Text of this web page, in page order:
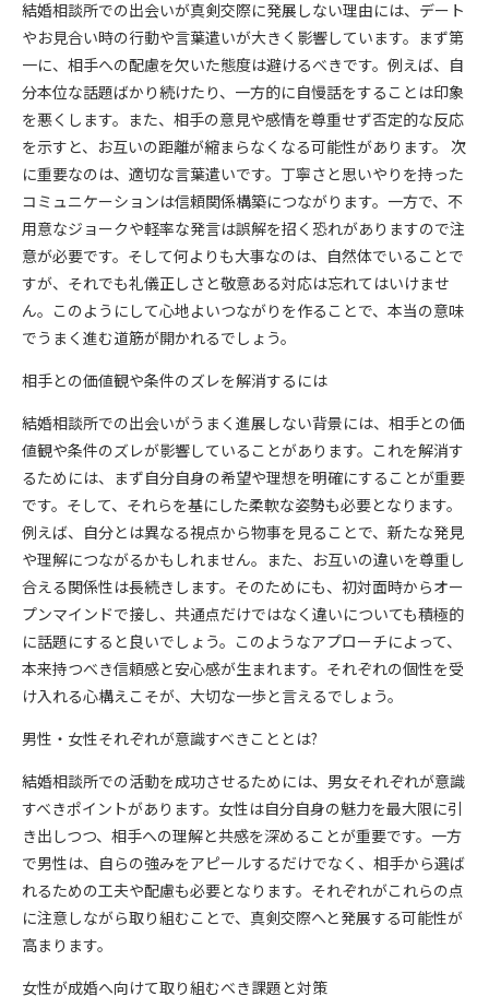
結婚相談所での出会いが真剣交際に発展しない理由には、デート
やお見合い時の行動や言葉遣いが大きく影響しています。まず第
一に、相手への配慮を欠いた態度は避けるべきです。例えば、自
分本位な話題ばかり続けたり、一方的に自慢話をすることは印象
を悪くします。また、相手の意見や感情を尊重せず否定的な反応
を示すと、お互いの距離が縮まらなくなる可能性があります。 次
に重要なのは、適切な言葉遣いです。丁寧さと思いやりを持った
コミュニケーションは信頼関係構築につながります。一方で、不
用意なジョークや軽率な発言は誤解を招く恐れがありますので注
意が必要です。そして何よりも大事なのは、自然体でいることで
すが、それでも礼儀正しさと敬意ある対応は忘れてはいけませ
ん。このようにして心地よいつながりを作ることで、本当の意味
でうまく進む道筋が開かれるでしょう。
相手との価値観や条件のズレを解消するには
結婚相談所での出会いがうまく進展しない背景には、相手との価
値観や条件のズレが影響していることがあります。これを解消す
るためには、まず自分自身の希望や理想を明確にすることが重要
です。そして、それらを基にした柔軟な姿勢も必要となります。
例えば、自分とは異なる視点から物事を見ることで、新たな発見
や理解につながるかもしれません。また、お互いの違いを尊重し
合える関係性は長続きします。そのためにも、初対面時からオー
プンマインドで接し、共通点だけではなく違いについても積極的
に話題にすると良いでしょう。このようなアプローチによって、
本来持つべき信頼感と安心感が生まれます。それぞれの個性を受
け入れる心構えこそが、大切な一歩と言えるでしょう。
男性・女性それぞれが意識すべきこととは?
結婚相談所での活動を成功させるためには、男女それぞれが意識
すべきポイントがあります。女性は自分自身の魅力を最大限に引
き出しつつ、相手への理解と共感を深めることが重要です。一方
で男性は、自らの強みをアピールするだけでなく、相手から選ば
れるための工夫や配慮も必要となります。それぞれがこれらの点
に注意しながら取り組むことで、真剣交際へと発展する可能性が
高まります。
女性が成婚へ向けて取り組むべき課題と対策